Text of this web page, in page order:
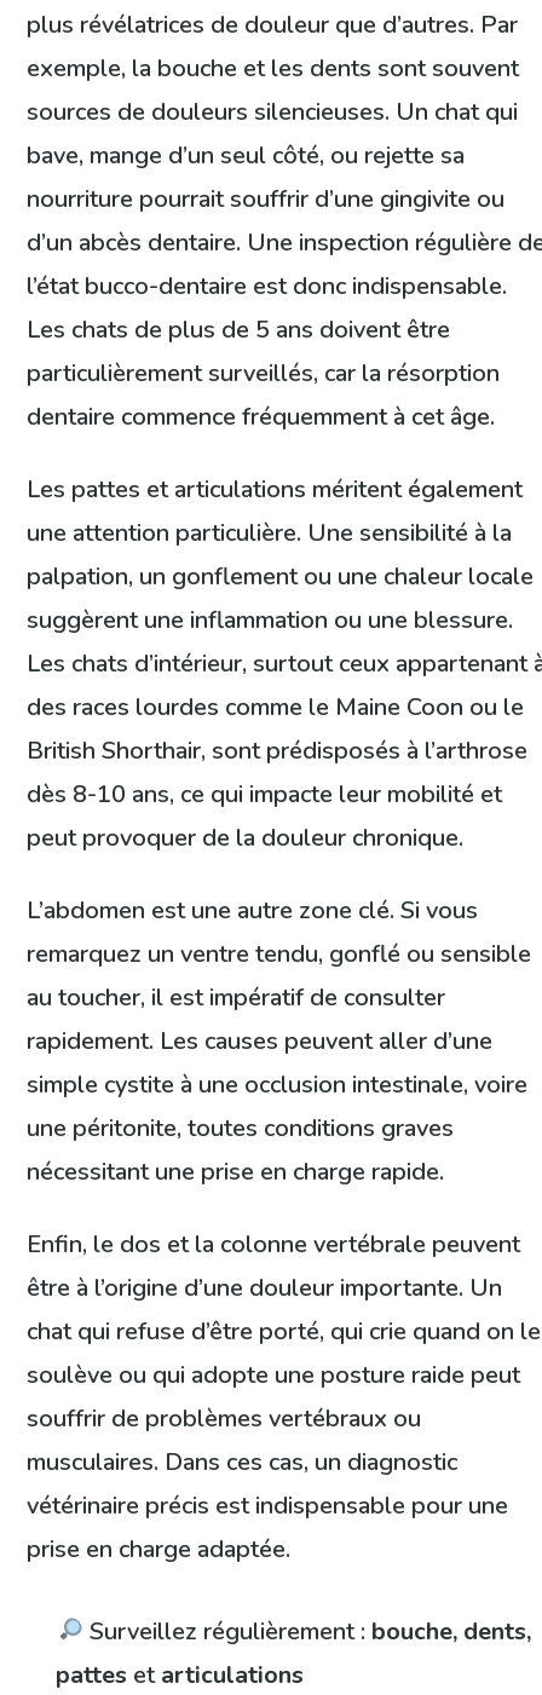
plus révélatrices de douleur que d’autres. Par
exemple, la bouche et les dents sont souvent
sources de douleurs silencieuses. Un chat qui
bave, mange d’un seul côté, ou rejette sa
nourriture pourrait souffrir d’une gingivite ou
d’un abcès dentaire. Une inspection régulière
l’état bucco-dentaire est donc indispensable.
Les chats de plus de 5 ans doivent être
particulièrement surveillés, car la résorption
dentaire commence fréquemment à cet âge.
Les pattes et articulations méritent également
une attention particulière. Une sensibilité à la
palpation, un gonflement ou une chaleur locale
suggèrent une inflammation ou une blessure.
Les chats d’intérieur, surtout ceux appartenant
des races lourdes comme le Maine Coon ou le
British Shorthair, sont prédisposés à l’arthrose
dès 8-10 ans, ce qui impacte leur mobilité et
peut provoquer de la douleur chronique.
L’abdomen est une autre zone clé. Si vous
remarquez un ventre tendu, gonflé ou sensible
au toucher, il est impératif de consulter
rapidement. Les causes peuvent aller d’une
simple cystite à une occlusion intestinale, voire
une péritonite, toutes conditions graves
nécessitant une prise en charge rapide.
Enfin, le dos et la colonne vertébrale peuvent
être à l’origine d’une douleur importante. Un
chat qui refuse d’être porté, qui crie quand on le
soulève ou qui adopte une posture raide peut
souffrir de problèmes vertébraux ou
musculaires. Dans ces cas, un diagnostic
vétérinaire précis est indispensable pour une
prise en charge adaptée.
Surveillez régulièrement : bouche, dents,
pattes etarticulations